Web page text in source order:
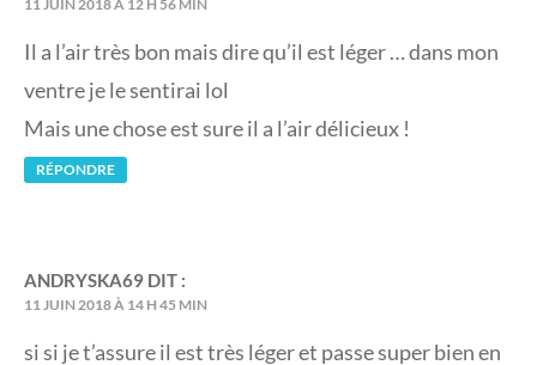
11 JUIN 2018 À 12 H 56 MIN
Il a l’air très bon mais dire qu’il est léger … dans mon
ventre je le sentirai lol
Mais une chose est sure il a l’air délicieux !
RÉPONDRE
ANDRYSKA69 DIT :
11 JUIN 2018 À 14 H 45 MIN
si si je t’assure il est très léger et passe super bien en